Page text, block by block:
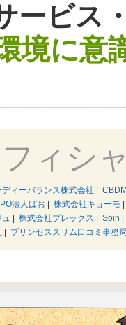
ービス
境に意
ィシ
ディーバランス株式会社
法人ぱお 株式会社キョーモ
ュ 株式会社ブレックス Soin
プリンセススリム口コミ事務